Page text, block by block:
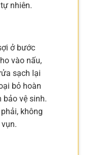
nhiên.
ở bước
vào nấu,
sạch lại
bỏ hoàn
bảo vệ sinh.
không